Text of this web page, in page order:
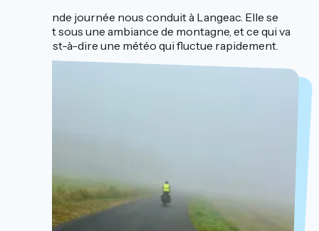
La seconde journée nous conduit à Langeac. Elle se
poursuit sous une ambiance de montagne, et ce qui va
avec, c’est-à-dire une météo qui fluctue rapidement.